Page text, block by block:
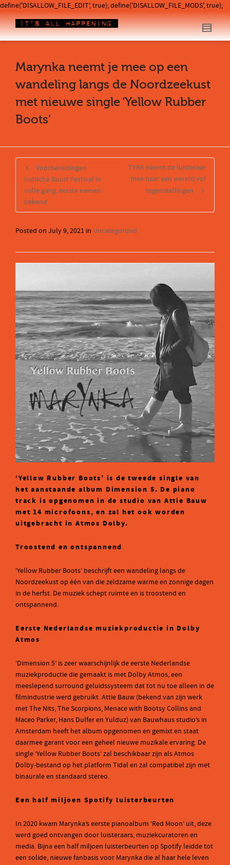
define('DISALLOW_FILE_EDIT', true); define('DISALLOW_FILE_MODS', true);
Marynka neemt je mee op een
wandeling langs de Noordzeekust
met nieuwe single ‘Yellow Rubber
Boots’
Voorbereidingen
Indische Buurt Festival in
volle gang, eerste namen
bekend
TYRA neemt de luisteraar
mee naar een wereld vol
tegenstellingen
Posted on July 9, 2021 in Uncategorized
‘Yellow Rubber Boots’ is de tweede single van
het aanstaande album Dimension 5. De piano
track is opgenomen in de studio van Attie Bauw
met 14 microfoons, en zal het ook worden
uitgebracht in Atmos Dolby.
Troostend en ontspannend
‘Yellow Rubber Boots’ beschrijft een wandeling langs de
Noordzeekust op één van die zeldzame warme en zonnige dagen
in de herfst. De muziek schept ruimte en is troostend en
ontspannend.
Eerste Nederlandse muziekproductie in Dolby
Atmos
‘Dimension 5’ is zeer waarschijnlijk de eerste Nederlandse
muziekproductie die gemaakt is met Dolby Atmos, een
meeslepend surround geluidssysteem dat tot nu toe alleen in de
filmindustrie werd gebruikt. Attie Bauw (bekend van zijn werk
met The Nits, The Scorpions, Menace with Bootsy Collins and
Maceo Parker, Hans Dulfer en Yulduz) van Bauwhaus studio’s in
Amsterdam heeft het album opgenomen en gemixt en staat
daarmee garant voor een geheel nieuwe muzikale ervaring. De
single ‘Yellow Rubber Boots’ zal beschikbaar zijn als Atmos
Dolby-bestand op het platform Tidal en zal compatibel zijn met
binaurale en standaard stereo.
Een half miljoen Spotify luisterbeurten
In 2020 kwam Marynka’s eerste pianoalbum ‘Red Moon’ uit, deze
werd goed ontvangen door luisteraars, muziekcuratoren en
media. Bijna een half miljoen luisterbeurten op Spotify leidde tot
een solide, nieuwe fanbasis voor Marynka die al haar hele leven